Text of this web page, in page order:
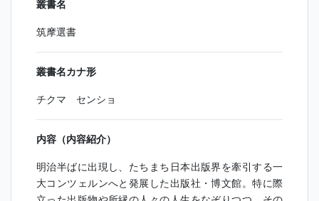
叢書名
筑摩選書
叢書名カナ形
チクマ センショ
内容（内容紹介）
明治半ばに出現し、たちまち日本出版界を牽引する一
大コンツェルンへと発展した出版社・博文館。特に際